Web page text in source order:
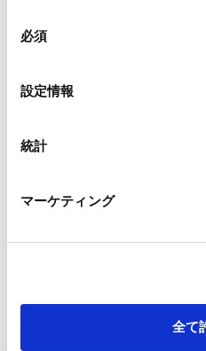
ことがあります。
Google Analytics利用規約（
Marketo
LinkedIn プライバシーポリシ
HubSpot プライバシーポリシ
必須
設定情報
統計
マーケティング
全て
会場 WEB
運営
（主催